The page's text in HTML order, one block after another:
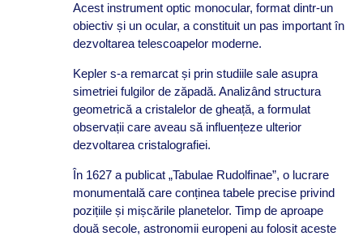
Acest instrument optic monocular, format dintr-un
obiectiv și un ocular, a constituit un pas important în
dezvoltarea telescoapelor moderne.
Kepler s-a remarcat și prin studiile sale asupra
simetriei fulgilor de zăpadă. Analizând structura
geometrică a cristalelor de gheață, a formulat
observații care aveau să influențeze ulterior
dezvoltarea cristalografiei.
În 1627 a publicat „Tabulae Rudolfinae”, o lucrare
monumentală care conținea tabele precise privind
pozițiile și mișcările planetelor. Timp de aproape
două secole, astronomii europeni au folosit aceste